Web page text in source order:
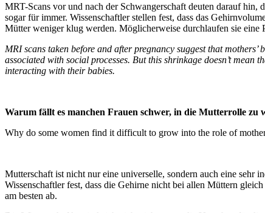
MRT-Scans vor und nach der Schwangerschaft deuten darauf hin,
sogar für immer. Wissenschaftler stellen fest, dass das
Mütter weniger klug werden. Möglicherweise durchlaufen sie eine
MRI scans taken before and after pregnancy suggest that
associated with social processes. But this shrinkage doesn’t
interacting with their babies.
Warum fällt es manchen Frauen schwer, in die Mutterrolle zu
Why do some women find it difficult to grow into the role of
Mutterschaft ist nicht nur eine universelle, sondern auch eine
Wissenschaftler fest, dass die Gehirne nicht bei allen Müttern
am besten ab.